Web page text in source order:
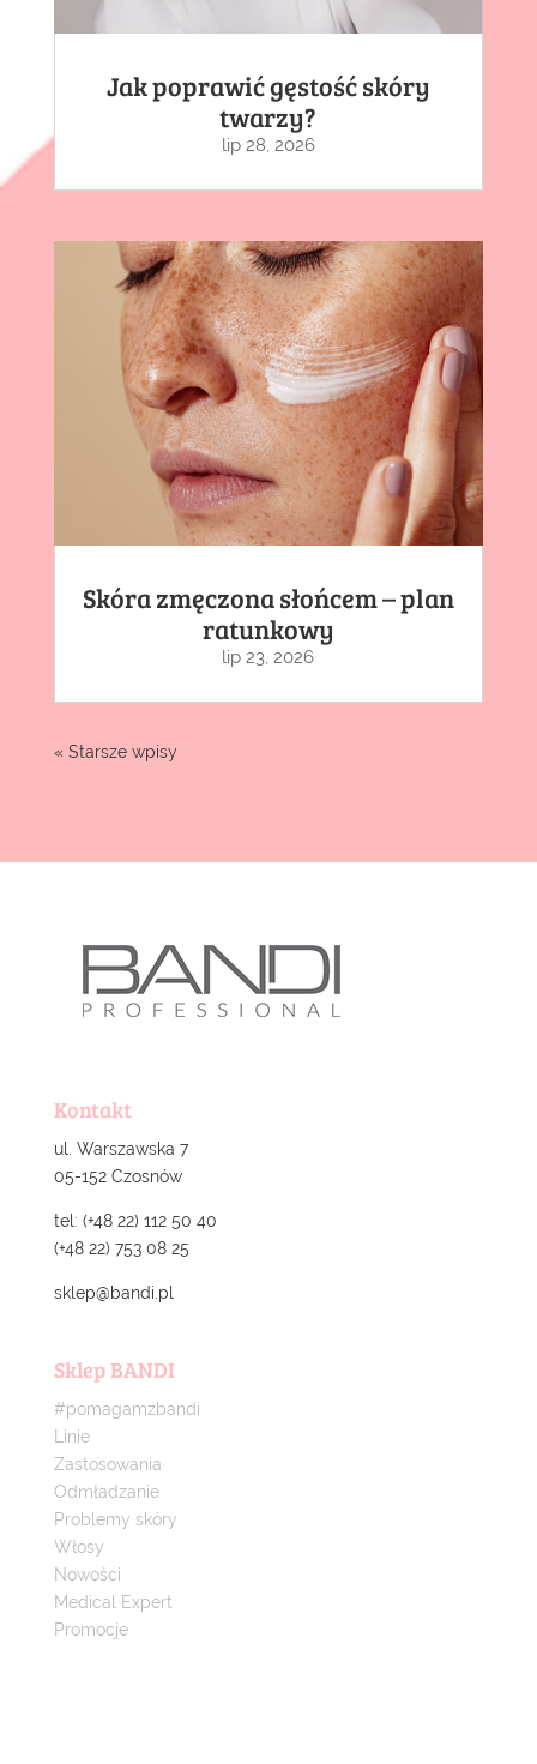
Jak poprawić gęstość skóry
twarzy?
lip 28, 2026
Skóra zmęczona słońcem – plan
ratunkowy
lip 23, 2026
« Starsze wpisy
Kontakt
ul. Warszawska 7
05-152 Czosnów
tel: (+48 22) 112 50 40
(+48 22) 753 08 25
sklep@bandi.pl
Sklep BANDI
#pomagamzbandi
Linie
Zastosowania
Odmładzanie
Problemy skóry
Włosy
Nowości
Medical Expert
Promocje